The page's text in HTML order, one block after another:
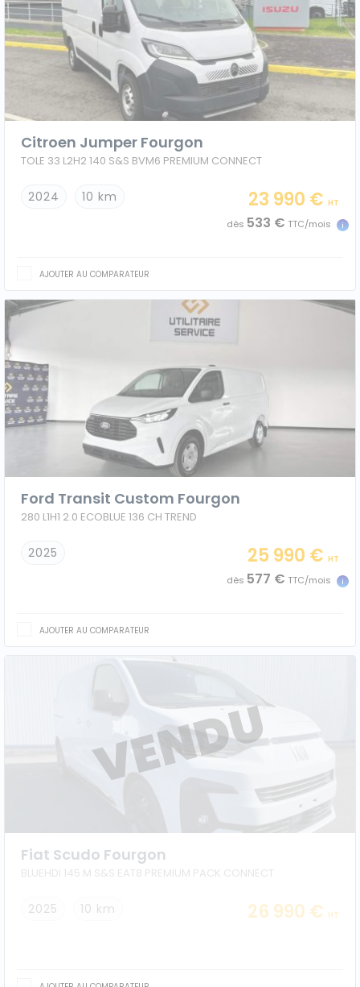
Citroen Jumper Fourgon
TOLE 33 L2H2 140 S&S BVM6 PREMIUM CONNECT
2024 10 km 23 990 € HT
dès 533 € TTC/mois
AJOUTER AU COMPARATEUR
Ford Transit Custom Fourgon
280 L1H1 2.0 ECOBLUE 136 CH TREND
2025 25 990 € HT
dès 577 € TTC/mois
AJOUTER AU COMPARATEUR
Fiat Scudo Fourgon
BLUEHDI 145 M S&S EAT8 PREMIUM PACK CONNECT
2025 10 km 26 990 € HT